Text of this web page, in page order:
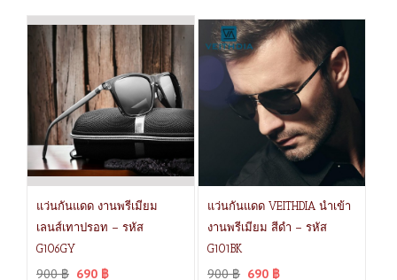
แว่นกันแดด งานพรีเมียม
เลนส์เทาปรอท – รหัส
G106GY
900฿ 690 ฿
แว่นกันแดด VEITHDIA นำเข้า
งานพรีเมียม สีดำ – รหัส
G101BK
900฿ 690 ฿